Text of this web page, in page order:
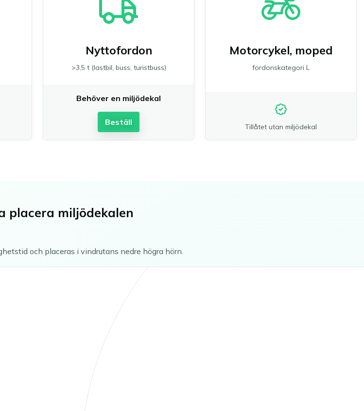
Nyttofordon
>3,5 t (lastbil, buss, turistbuss)
Behöver en miljödekal
Beställ
Motorcykel, moped
fordonskategori L
Tillåtet utan miljödekal
placera miljödekalen
och placeras i vindrutans nedre högra hörn.